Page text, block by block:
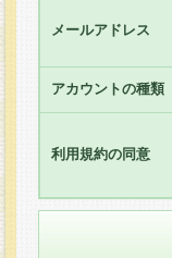
し、その
るもので
員に対して
た全ての会
りま す。
3.当社は、
方 法・手
きるものと
に掲示し
メールアドレス
アカウントの種類
利用規約の同意